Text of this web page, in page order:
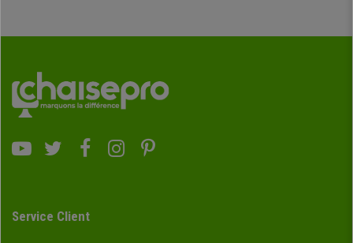
Service Client